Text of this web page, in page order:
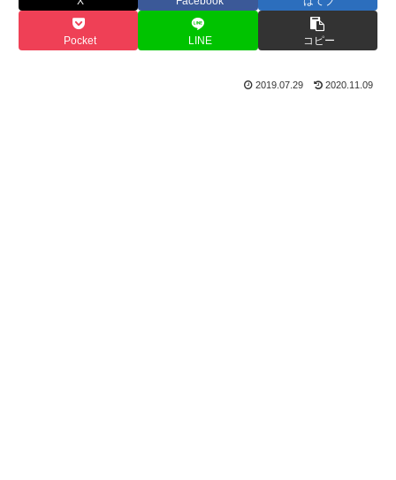
Pocket LINE コピー
2019.07.29 2020.11.09